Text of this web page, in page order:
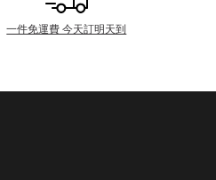
一件免運費 今天訂明天到